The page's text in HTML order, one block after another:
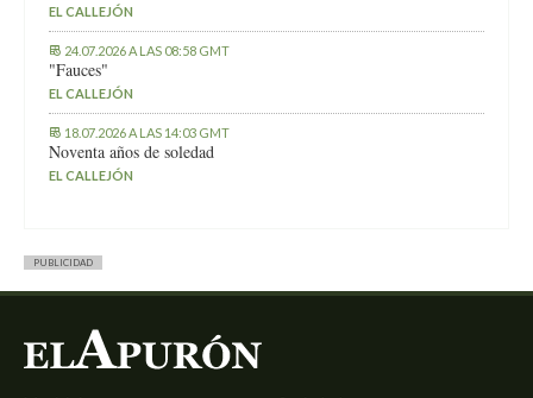
EL CALLEJÓN
24.07.2026 A LAS 08:58 GMT
"Fauces"
EL CALLEJÓN
18.07.2026 A LAS 14:03 GMT
Noventa años de soledad
EL CALLEJÓN
PUBLICIDAD